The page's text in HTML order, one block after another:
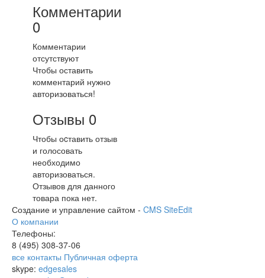
Комментарии
0
Комментарии
отсутствуют
Чтобы оставить
комментарий нужно
авторизоваться!
Отзывы 0
Чтобы оcтавить отзыв
и голосовать
необходимо
авторизоваться.
Отзывов для данного
товара пока нет.
Создание и управление сайтом - CMS SiteEdit
О компании
Телефоны:
8 (495) 308-37-06
все контакты Публичная оферта
skype: edgesales